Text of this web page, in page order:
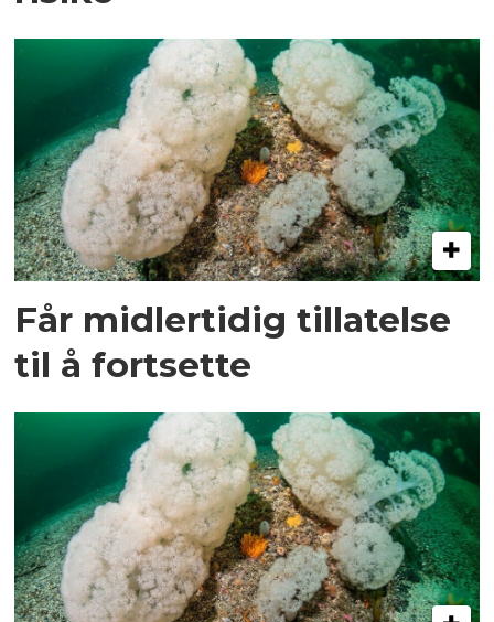
Får midlertidig tillatelse
til å fortsette